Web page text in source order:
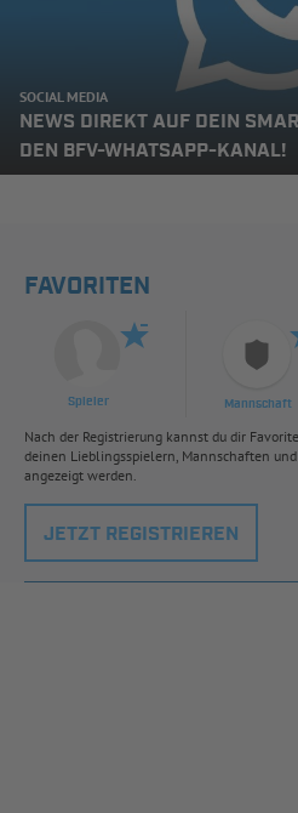
SOCIAL MEDIA
NEWS DIREKT AUF DEIN
DEN BFV-WHATSAPP-KANAL!
FAVORITEN
Spieler Mannschaft
Nach der Registrierung kannst du dir
deinen Lieblingsspielern, Mannschaften
angezeigt werden.
JETZT REGISTRIEREN